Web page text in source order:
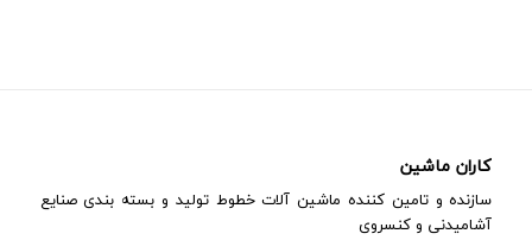
کاران ماشین
سازنده و تامین کننده ماشین آلات خطوط تولید و بسته بندی صنایع
آشامیدنی و کنسروی